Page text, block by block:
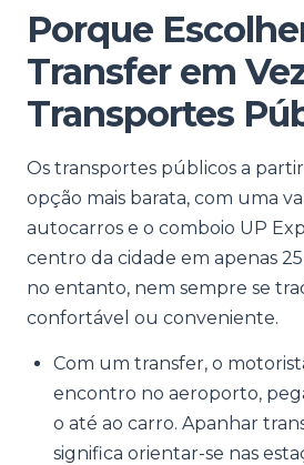
Porque
Transfer em
Transportes
Os transportes públicos a
opção mais barata, com uma
autocarros e o comboio UP
centro da cidade em apenas
no entanto, nem sempre se
confortável ou conveniente.
Com um transfer, o
encontro no aeroporto,
o até ao carro. Apanhar
significa orientar-se nas